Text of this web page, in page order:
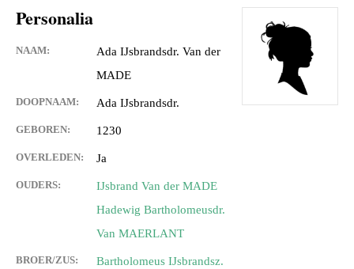
Personalia
NAAM:
Ada IJsbrandsdr. Van der
MADE
DOOPNAAM: Ada IJsbrandsdr.
GEBOREN: 1230
OVERLEDEN: Ja
OUDERS:
IJsbrand Van der MADE
Hadewig Bartholomeusdr.
Van MAERLANT
BROER/ZUS: Bartholomeus IJsbrandsz.